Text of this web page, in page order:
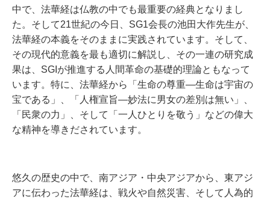
中で、法華経は仏教の中でも最重要の経典となりまし
た。そして21世紀の今日、SG1会長の池田大作先生が、
法華経の本義をそのままに実践されています。そして、
その現代的意義を最も適切に解説し、その一連の研究成
果は、SGIが推進する人間革命の基礎的理論ともなって
います。特に、法華経から「生命の尊重―生命は宇宙の
宝である」、「人権宣旨―妙法に男女の差別は無い」、
「民衆の力」、そして「一人ひとりを敬う」などの偉大
な精神を導きだされています。
悠久の歴史の中で、南アジア・中央アジアから、東アジ
アに伝わった法華経は、戦火や自然災害、そして人為的